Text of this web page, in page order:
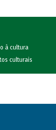
à cultura
culturais